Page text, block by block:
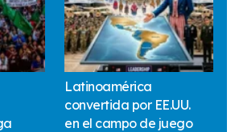
Latinoamérica
convertida por EE.UU.
en el campo de juego